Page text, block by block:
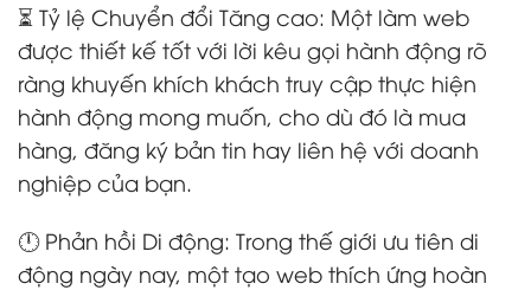
⏳ Tỷ lệ Chuyển đổi Tăng cao: Một làm web
được thiết kế tốt với lời kêu gọi hành động rõ
ràng khuyến khích khách truy cập thực hiện
hành động mong muốn, cho dù đó là mua
hàng, đăng ký bản tin hay liên hệ với doanh
nghiệp của bạn.
🕛 Phản hồi Di động: Trong thế giới ưu tiên di
động ngày nay, một tạo web thích ứng hoàn